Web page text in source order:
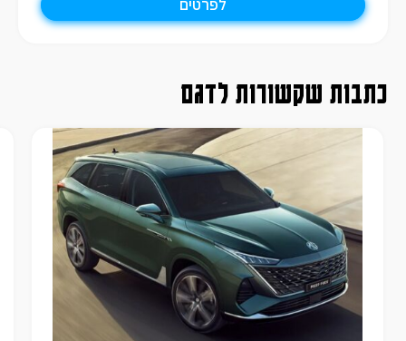
לפרטים
כתבות שקשורות לדגם